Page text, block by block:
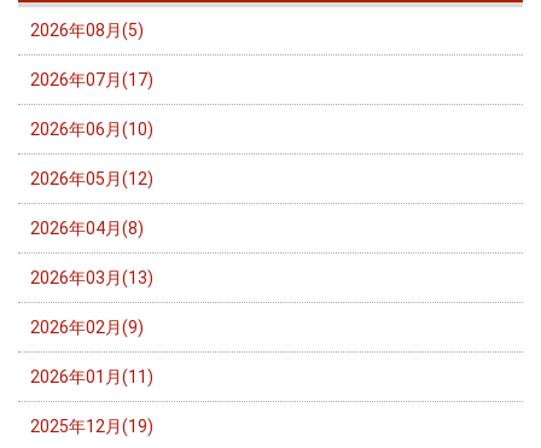
2026年08月(5)
2026年07月(17)
2026年06月(10)
2026年05月(12)
2026年04月(8)
2026年03月(13)
2026年02月(9)
2026年01月(11)
2025年12月(19)